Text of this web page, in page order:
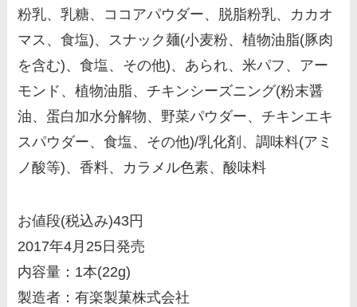
粉乳、乳糖、ココアパウダー、脱脂粉乳、カカオ
マス、食塩)、スナック麺(小麦粉、植物油脂(豚肉
を含む)、食塩、その他)、あられ、米パフ、アー
モンド、植物油脂、チキンシーズニング(粉末醤
油、蛋白加水分解物、野菜パウダー、チキンエキ
スパウダー、食塩、その他)/乳化剤、調味料(アミ
ノ酸等)、香料、カラメル色素、酸味料
お値段(税込み)43円
2017年4月25日発売
内容量：1本(22g)
製造者：有楽製菓株式会社